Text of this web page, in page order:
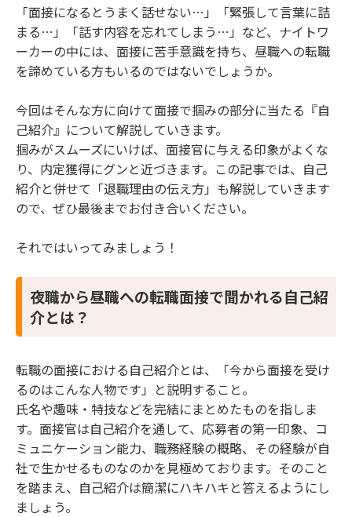
2.2 【夜職から昼職への転職！面接の自己紹介で
伝えるべきこと2】略歴
2.3 【夜職から昼職への転職！面接の自己紹介で
伝えるべきこと3】締めの言葉
ついて
3.1 夜職から昼職への転職面接で聞かれる退職理
由とは？
4 夜職から昼職への転職面接で退職理由を聞く理由
3つ
4.1 【夜職から昼職への転職面接で退職理由を聞
4.2 【夜職から昼職への転職面接で退職理由を聞
4.3 【夜職から昼職への転職面接で退職理由を聞
く理由3】考え方や性格を知るため
5 夜職から昼職への転職面接で退職理由をうまく伝
5.1 【夜職から昼職への転職面接で退職理由をう
まく伝える方法1】ポジティブに話す
5.2 【夜職から昼職への転職面接で退職理由をう
まく伝える方法2】志望動機とセットにする
5.3 【夜職から昼職への転職面接で退職理由をう
まく伝える方法3】行動や努力を伝える
5.4 【夜職から昼職への転職面接で退職理由をう
まく伝える方法4】具体的に伝える
「面接になるとうまく話せない…」「緊張して言葉に詰
まる…」「話す内容を忘れてしまう…」など、ナイトワ
ーカーの中には、面接に苦手意識を持ち、昼職への転職
を諦めている方もいるのではないでしょうか。
今回はそんな方に向けて面接で掴みの部分に当たる『自
己紹介』について解説していきます。
掴みがスムーズにいけば、面接官に与える印象がよくな
り、内定獲得にグンと近づきます。この記事では、自己
紹介と併せて「退職理由の伝え方」も解説していきます
ので、ぜひ最後までお付き合いください。
それではいってみましょう！
夜職から昼職への転職面接で聞かれる自己紹
介とは？
転職の面接における自己紹介とは、「今から面接を受け
るのはこんな人物です」と説明すること。
氏名や趣味・特技などを完結にまとめたものを指しま
す。面接官は自己紹介を通して、応募者の第一印象、コ
ミュニケーション能力、職務経験の概略、その経験が自
社で生かせるものなのかを見極めております。そのこと
を踏まえ、自己紹介は簡潔にハキハキと答えるようにし
ましょう。